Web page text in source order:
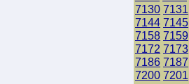
7130 7131
7144 7145
7158 7159
7172 7173
7186 7187
7200 7201